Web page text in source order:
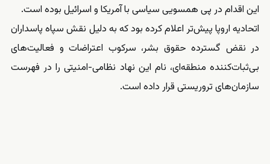
این اقدام در پی همسویی سیاسی با آمریکا و اسرائیل بوده است.
اتحادیه اروپا پیش‌تر اعلام کرده بود که به دلیل نقش سپاه پاسداران
در نقض گسترده حقوق بشر، سرکوب اعتراضات و فعالیت‌های
بی‌ثبات‌کننده منطقه‌ای، نام این نهاد نظامی-امنیتی را در فهرست
سازمان‌های تروریستی قرار داده است.